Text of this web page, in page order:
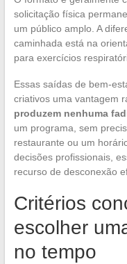
solicitação física
um público amplo. A
caminhada está na
para exercícios
Essas saídas de bem-
criativos uma vantagem
produzem nenhuma
um programa, sem
restaurante ou um
decisões profissionais,
recurso de desconexão
Critérios
escolher
no tempo